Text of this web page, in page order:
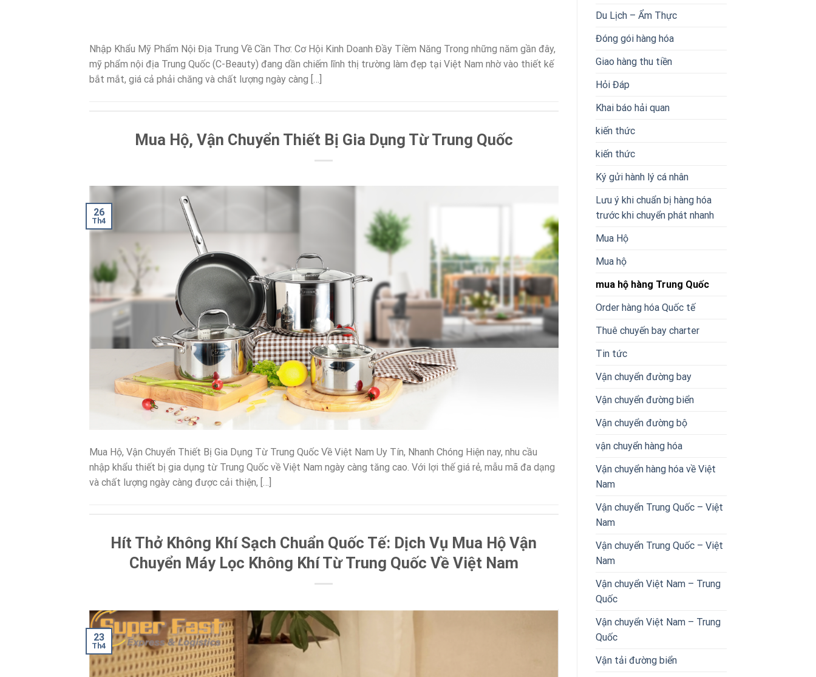
Nhập Khẩu Mỹ Phẩm Nội Địa Trung Về Cần Thơ: Cơ Hội Kinh Doanh Đầy Tiềm Năng Trong những năm gần đây,
mỹ phẩm nội địa Trung Quốc (C-Beauty) đang dần chiếm lĩnh thị trường làm đẹp tại Việt Nam nhờ vào thiết kế
bắt mắt, giá cả phải chăng và chất lượng ngày càng […]
Mua Hộ, Vận Chuyển Thiết Bị Gia Dụng Từ Trung Quốc
26
Th4
Mua Hộ, Vận Chuyển Thiết Bị Gia Dụng Từ Trung Quốc Về Việt Nam Uy Tín, Nhanh Chóng Hiện nay, nhu cầu
nhập khẩu thiết bị gia dụng từ Trung Quốc về Việt Nam ngày càng tăng cao. Với lợi thế giá rẻ, mẫu mã đa dạng
và chất lượng ngày càng được cải thiện, […]
Hít Thở Không Khí Sạch Chuẩn Quốc Tế: Dịch Vụ Mua Hộ Vận
Chuyển Máy Lọc Không Khí Từ Trung Quốc Về Việt Nam
23
Th4
Du Lịch – Ẩm Thực
Đóng gói hàng hóa
Giao hàng thu tiền
Hỏi Đáp
Khai báo hải quan
kiến thức
kiến thức
Ký gửi hành lý cá nhân
Lưu ý khi chuẩn bị hàng hóa
trước khi chuyển phát nhanh
Mua Hộ
Mua hộ
mua hộ hàng Trung Quốc
Order hàng hóa Quốc tế
Thuê chuyến bay charter
Tin tức
Vận chuyển đường bay
Vận chuyển đường biển
Vận chuyển đường bộ
vận chuyển hàng hóa
Vận chuyển hàng hóa về Việt
Nam
Vận chuyển Trung Quốc – Việt
Nam
Vận chuyển Trung Quốc – Việt
Nam
Vận chuyển Việt Nam – Trung
Quốc
Vận chuyển Việt Nam – Trung
Quốc
Vận tải đường biển